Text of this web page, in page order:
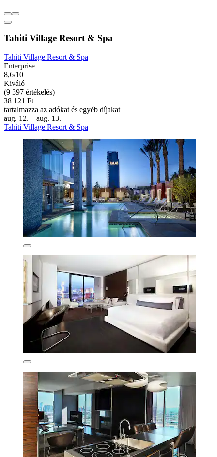
Tahiti Village Resort & Spa
Tahiti Village Resort & Spa
Enterprise
8,6/10
Kiváló
(9 397 értékelés)
38 121 Ft
tartalmazza az adókat és egyéb díjakat
aug. 12. – aug. 13.
Tahiti Village Resort & Spa